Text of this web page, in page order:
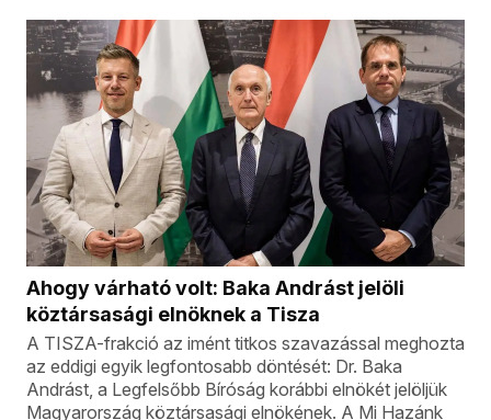
Ahogy várható volt: Baka Andrást jelöli
köztársasági elnöknek a Tisza
A TISZA-frakció az imént titkos szavazással meghozta
az eddigi egyik legfontosabb döntését: Dr. Baka
Andrást, a Legfelsőbb Bíróság korábbi elnökét jelöljük
Magyarország köztársasági elnökének. A Mi Hazánk